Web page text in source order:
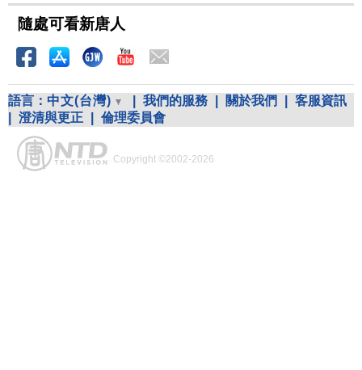
隨處可看新唐人
語言： 中文(台灣) 我們的服務 關於我們
客服資訊
澄清與更正 倫理委員會
Copyright ©2002-2026